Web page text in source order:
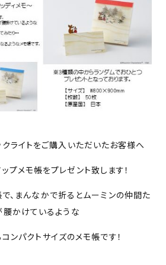
クライトをご購入いただいたお客様へ
プメモ帳をプレゼント致します！
、まんなかで折るとムーミンの仲間た
腰かけているような
ンパクトサイズのメモ帳です！